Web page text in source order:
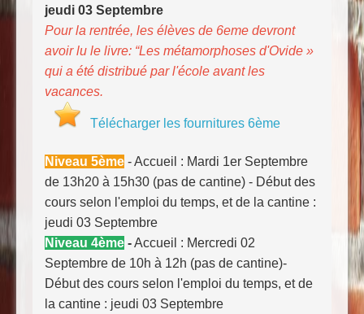
jeudi 03 Septembre
Pour la rentrée, les élèves de 6eme devront
avoir lu le livre: “Les métamorphoses d'Ovide »
qui a été distribué par l'école avant les
vacances.
Télécharger les fournitures 6ème
Niveau 5ème - Accueil : Mardi 1er Septembre
de 13h20 à 15h30 (pas de cantine) - Début des
cours selon l'emploi du temps, et de la cantine :
jeudi 03 Septembre
Niveau 4ème -Accueil : Mercredi 02
Septembre de 10h à 12h (pas de cantine)-
Début des cours selon l'emploi du temps, et de
la cantine : jeudi 03 Septembre